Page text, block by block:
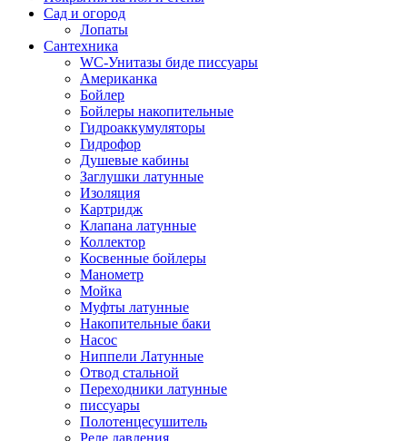
Сад и огород
Лопаты
Сантехника
WC-Унитазы биде писсуары
Американка
Бойлер
Бойлеры накопительные
Гидроаккумуляторы
Гидрофор
Душевые кабины
Заглушки латунные
Изоляция
Картридж
Клапана латунные
Коллектор
Косвенные бойлеры
Манометр
Мойка
Муфты латунные
Накопительные баки
Насос
Ниппели Латунные
Отвод стальной
Переходники латунные
писсуары
Полотенцесушитель